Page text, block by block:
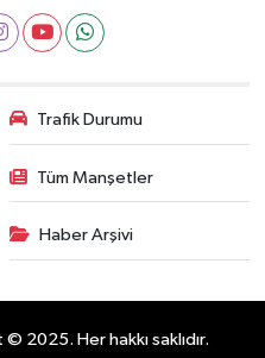
Trafik Durumu
Tüm Manşetler
Haber Arşivi
2025. Her hakkı saklıdır.